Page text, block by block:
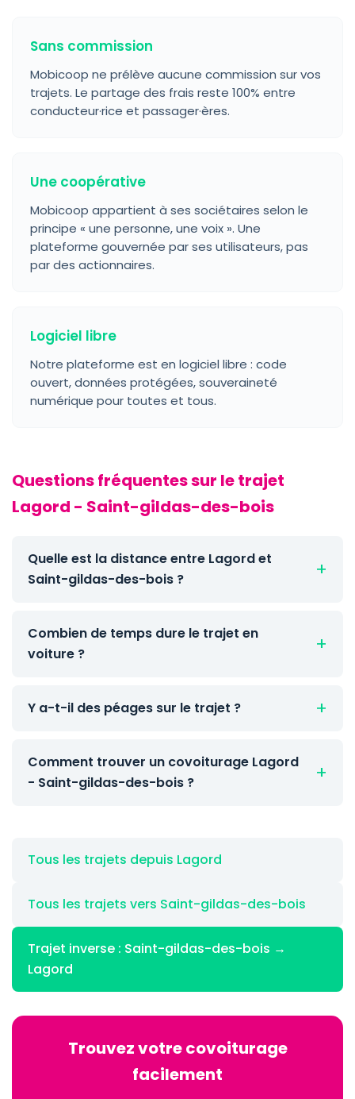
Sans commission
Mobicoop ne prélève aucune commission sur vos
trajets. Le partage des frais reste 100% entre
conducteur·rice et passager·ères.
Une coopérative
Mobicoop appartient à ses sociétaires selon le
principe « une personne, une voix ». Une
plateforme gouvernée par ses utilisateurs, pas
par des actionnaires.
Logiciel libre
Notre plateforme est en logiciel libre : code
ouvert, données protégées, souveraineté
numérique pour toutes et tous.
Questions fréquentes sur le trajet
Lagord - Saint-gildas-des-bois
Quelle est la distance entre Lagord et
Saint-gildas-des-bois ?
Combien de temps dure le trajet en
voiture ?
Y a-t-il des péages sur le trajet ?
Comment trouver un covoiturage Lagord
- Saint-gildas-des-bois ?
Tous les trajets depuis Lagord
Tous les trajets vers Saint-gildas-des-bois
Trajet inverse : Saint-gildas-des-bois →
Lagord
Trouvez votre covoiturage
facilement